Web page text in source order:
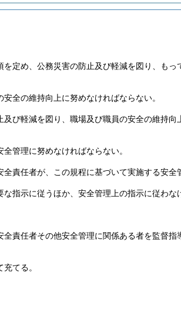
定め、公務災害の防止及び軽減を図り、もっ
全の維持向上に努めなければならない。
び軽減を図り、職場及び職員の安全の維持向
管理に努めなければならない。
責任者が、この規程に基づいて実施する安全
指示に従うほか、安全管理上の指示に従わな
責任者その他安全管理に関係ある者を監督指
てる。